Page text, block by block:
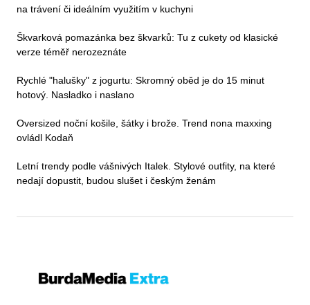
na trávení či ideálním využitím v kuchyni
Škvarková pomazánka bez škvarků: Tu z cukety od klasické
verze téměř nerozeznáte
Rychlé "halušky" z jogurtu: Skromný oběd je do 15 minut
hotový. Nasladko i naslano
Oversized noční košile, šátky i brože. Trend nona maxxing
ovládl Kodaň
Letní trendy podle vášnivých Italek. Stylové outfity, na které
nedají dopustit, budou slušet i českým ženám